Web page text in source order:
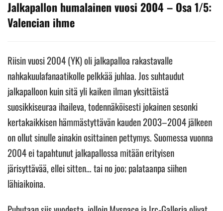
Jalkapallon humalainen vuosi 2004 – Osa 1/5:
Valencian ihme
Riisin vuosi 2004 (YK) oli jalkapalloa rakastavalle
nahkakuulafanaatikolle pelkkää juhlaa. Jos suhtaudut
jalkapalloon kuin sitä yli kaiken ilman yksittäistä
suosikkiseuraa ihaileva, todennäköisesti jokainen sesonki
kertakaikkisen hämmästyttävän kauden 2003–2004 jälkeen
on ollut sinulle ainakin osittainen pettymys. Suomessa vuonna
2004 ei tapahtunut jalkapallossa mitään erityisen
järisyttävää, ellei sitten… tai no joo; palataanpa siihen
lähiaikoina.